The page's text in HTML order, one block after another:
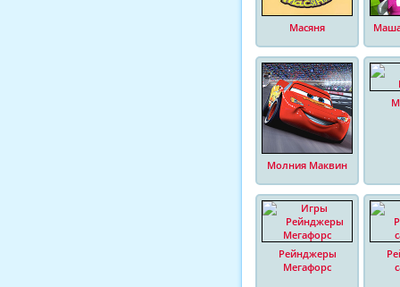
Масяня
Молния Маквин
Рейнджеры
Мегафорс